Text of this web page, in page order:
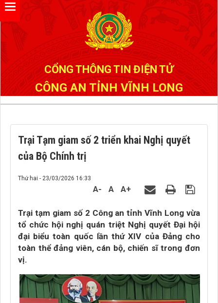
CỔNG THÔNG TIN ĐIỆN TỬ
CÔNG AN TỈNH VĨNH LONG
Trại Tạm giam số 2 triển khai Nghị quyết
của Bộ Chính trị
Thứ hai - 23/03/2026 16:33
A- A A+
Trại tạm giam số 2 Công an tỉnh Vĩnh Long vừa
tổ chức hội nghị quán triệt Nghị quyết Đại hội
đại biểu toàn quốc lần thứ XIV của Đảng cho
toàn thể đảng viên, cán bộ, chiến sĩ trong đơn
vị.